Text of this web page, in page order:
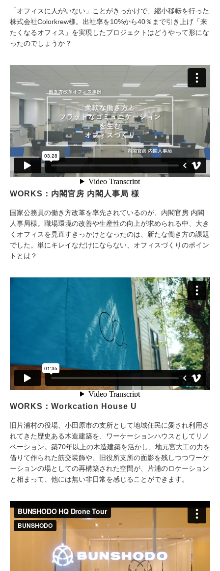
「オフィスに人がいない」ことがきっかけで、縮小移転を行った
株式会社Colorkrew様。出社率を10%から40％まで引き上げ「来
たくなるオフィス」を実現したプロジェクトはどうやって形にな
ったのでしょうか？
WORKS：内閣官房 内閣人事局 様
国家公務員の働き方改革を率先されているのが、内閣官房 内閣
人事局様。職場環境の改善や生産性の向上が求められる中、大き
くオフィスを見直すきっかけとなったのは、新たな働き方の課題
でした。単にキレイなだけにならない、オフィスづくりのポイン
トとは？
WORKS：Workcation House U
旧片浦村の役場、小田原市の支所として地域住民に愛され利用さ
れてきた歴史ある木造建築を、ワーケーションハウスとしてリノ
ベーション。築70年以上の木造建築を活かし、地元宮大工の力を
借りて作られた筋交装飾や、旧役所支所の面影を残しつつワーケ
ーションの場としての再構築された空間が、片浦のロケーション
と相まって、他には無い非日常を感じることができます。